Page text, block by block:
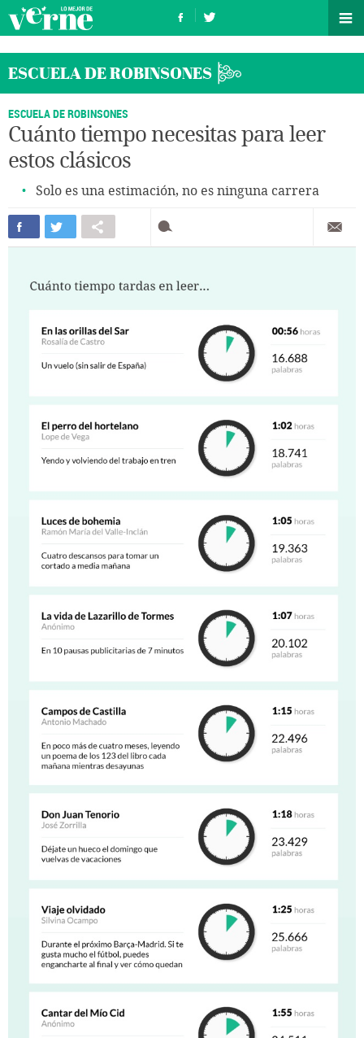
ESCUELA DE ROBINSONES
ESCUELA DE ROBINSONES
Cuánto tiempo necesitas para leer
estos clásicos
Solo es una estimación, no es ninguna carrera